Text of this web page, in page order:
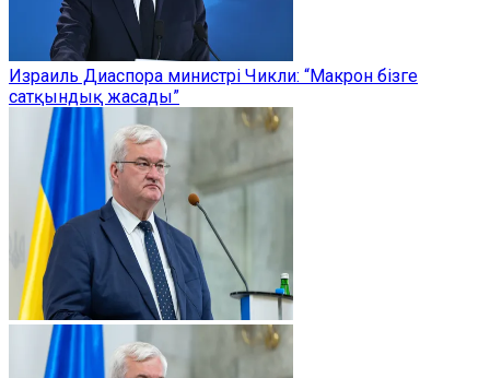
Израиль Диаспора министрі Чикли: “Макрон бізге
сатқындық жасады”